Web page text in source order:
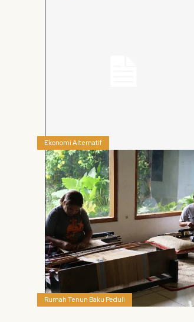
Ekonomi Alternatif
Rumah Tenun Baku Peduli